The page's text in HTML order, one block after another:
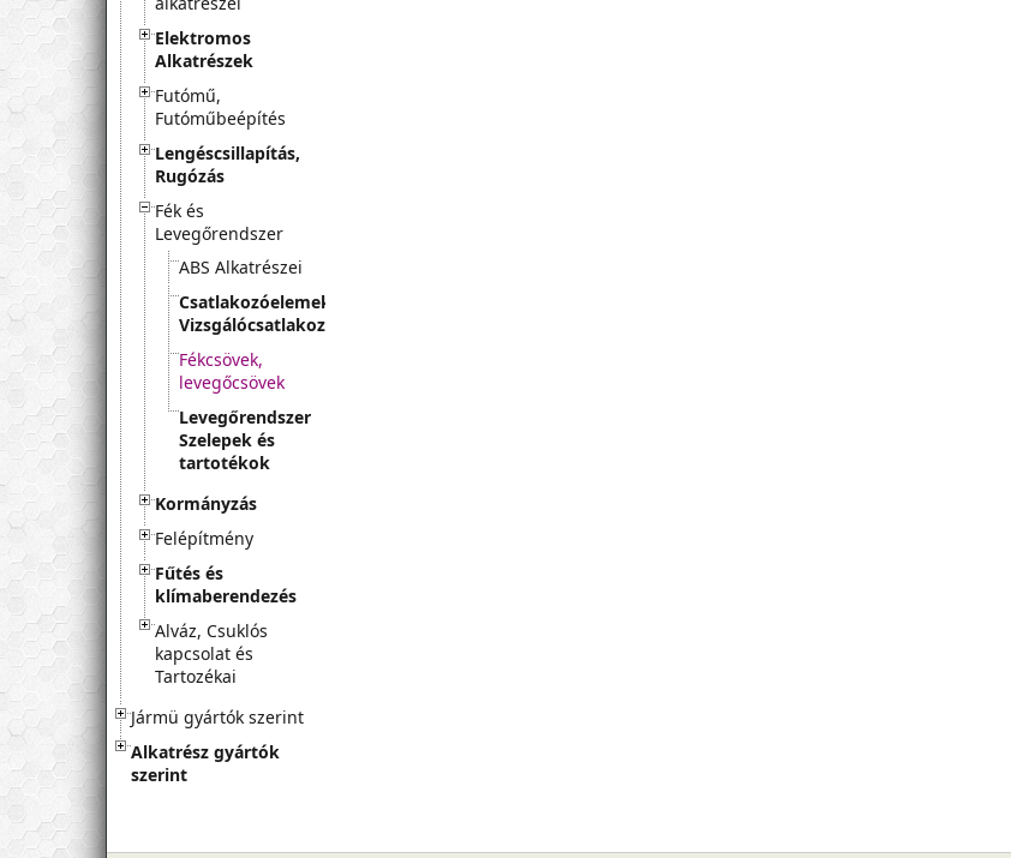
Elektromos
Alkatrészek
Futómű,
Futóműbeépítés
Lengéscsillapítás,
Rugózás
Fék és
Levegőrendszer
ABS Alkatrészei
Csatlakozóelemek,
Vizsgálócsatlakozók
Fékcsövek,
levegőcsövek
Levegőrendszer
Szelepek és
tartotékok
Kormányzás
Felépítmény
Fűtés és
klímaberendezés
Alváz, Csuklós
kapcsolat és
Tartozékai
Jármü gyártók szerint
Alkatrész gyártók
szerint